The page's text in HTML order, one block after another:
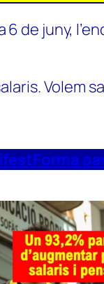
juny,
Volem
Forma